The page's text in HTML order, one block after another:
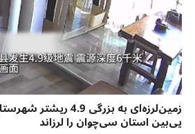
زمین‌لرزه‌ای به بزرگی
یی‌بین استان سی‌چوان را لرزاند